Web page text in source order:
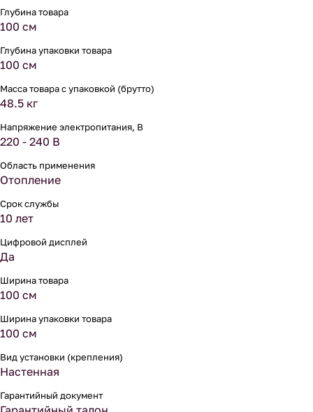
Глубина товара
100 см
Глубина упаковки товара
100 см
Масса товара с упаковкой (брутто)
48.5 кг
Напряжение электропитания, В
220 - 240 В
Область применения
Отопление
Срок службы
10 лет
Цифровой дисплей
Да
Ширина товара
100 см
Ширина упаковки товара
100 см
Вид установки (крепления)
Настенная
Гарантийный документ